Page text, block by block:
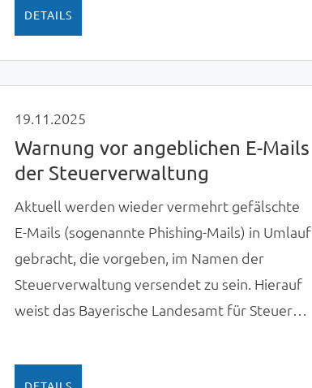
6,2 Prozent.
DETAILS
19.11.2025
Warnung vor angeblichen E-Mails
der Steuerverwaltung
Aktuell werden wieder vermehrt gefälschte
E-Mails (sogenannte Phishing-Mails) in Umlauf
gebracht, die vorgeben, im Namen der
Steuerverwaltung versendet zu sein. Hierauf
weist das Bayerische Landesamt für Steuern